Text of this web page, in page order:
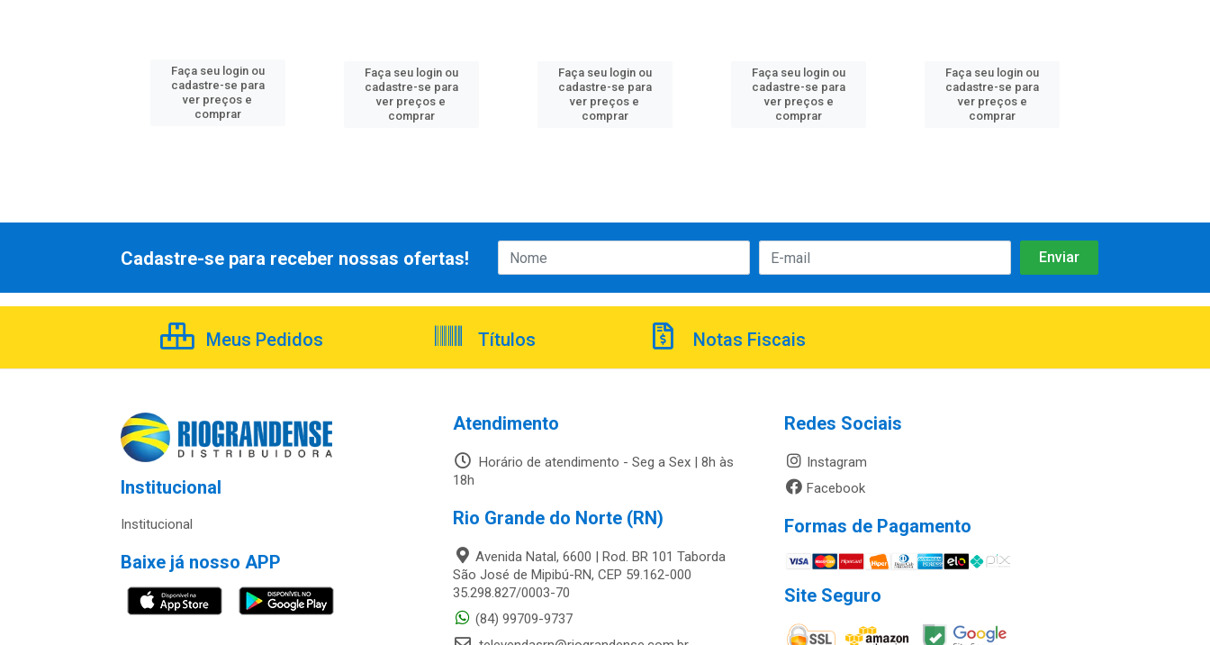
Faça seu login ou
cadastre-se para
ver preços e
comprar
Faça seu login ou
cadastre-se para
ver preços e
comprar
Faça seu login ou
cadastre-se para
ver preços e
comprar
Faça seu login ou
cadastre-se para
ver preços e
comprar
Faça seu login ou
cadastre-se para
ver preços e
comprar
Cadastre-se para receber nossas ofertas!
Meus Pedidos Títulos Notas Fiscais
Institucional
Institucional
Baixe já nosso APP
Atendimento
Horário de atendimento - Seg a Sex | 8h às
18h
Rio Grande do Norte (RN)
Avenida Natal, 6600 | Rod. BR 101 Taborda
São José de Mipibú-RN, CEP 59.162-000
35.298.827/0003-70
(84) 99709-9737
Redes Sociais
Instagram
Facebook
Formas de Pagamento
Site Seguro